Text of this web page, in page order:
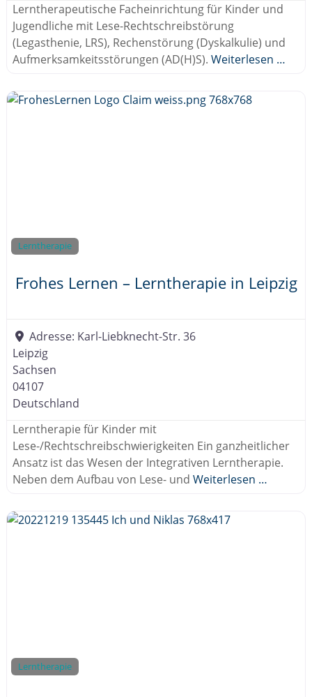
Lerntherapeutische Facheinrichtung für Kinder und
Jugendliche mit Lese-Rechtschreibstörung
(Legasthenie, LRS), Rechenstörung (Dyskalkulie) und
Aufmerksamkeitsstörungen (AD(H)S). Weiterlesen …
Lerntherapie
Frohes Lernen – Lerntherapie in Leipzig
Adresse: Karl-Liebknecht-Str. 36
Leipzig
Sachsen
04107
Deutschland
Lerntherapie für Kinder mit
Lese-/Rechtschreibschwierigkeiten Ein ganzheitlicher
Ansatz ist das Wesen der Integrativen Lerntherapie.
Neben dem Aufbau von Lese- und Weiterlesen …
Lerntherapie